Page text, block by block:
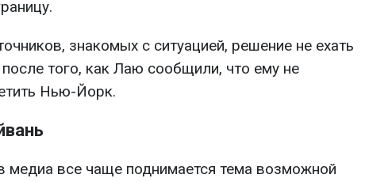
знакомых с ситуацией, решение не ехать
того, как Лаю сообщили, что ему не
Нью-Йорк.
медиа все чаще поднимается тема возможной